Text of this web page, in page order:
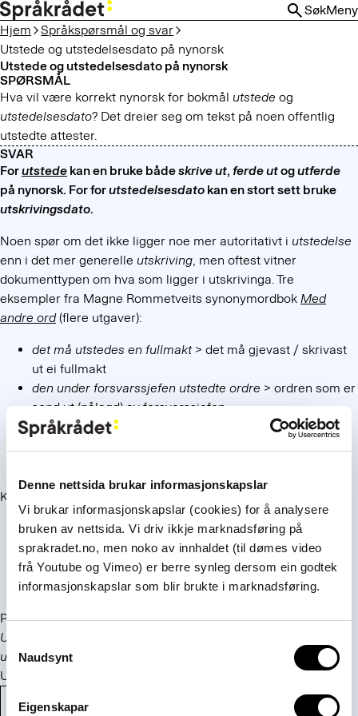
Denne nettsida brukar informasjonskapslar
Vi brukar informasjonskapslar (cookies) for å analysere
bruken av nettsida. Vi driv ikkje marknadsføring på
sprakradet.no, men noko av innhaldet (til dømes video
frå Youtube og Vimeo) er berre synleg dersom ein godtek
informasjonskapslar som blir brukte i marknadsføring.
Consent
Selection
Naudsynt
Eigenskapar
HOPP
TIL
HOVEDINNHOLD
SøkMeny
Hjem
Språkspørsmål og svar
Utstede og utstedelsesdato på nynorsk
Utstede og utstedelsesdato på nynorsk
SPØRSMÅL
Hva vil være korrekt nynorsk for bokmål utstede og
utstedelsesdato? Det dreier seg om tekst på noen offentlig
utstedte attester.
SVAR
Forutstede kan en bruke bådeskrive ut, ferde utogutferde
på nynorsk. For forutstedelsesdato kan en stort sett bruke
utskrivingsdato.
Noen spør om det ikke ligger noe mer autoritativt i utstedelse
enn i det mer generelle utskriving, men oftest vitner
dokumenttypen om hva som ligger i utskrivinga. Tre
eksempler fra Magne Rommetveits synonymordbok Med
andre ord(flere utgaver):
det må utstedes en fullmakt> det må gjevast / skrivast
ut ei fullmakt
den under forsvarssjefen utstedte ordre > ordren som er
send ut (pålagd) av forsvarssjefen
obligasjoner som er utstedt av den norske stat>
Karl Arne Utgård har i sin Juridisk og administrativ ordliste
utstede ihendehaverobligasjoner> skrive ut
ihendehavarobligasjonar
utstede fullmakt> skrive fullmakt
utstedende myndighet > utskrivande styresmakt
På bokmål erutstede ogutferdigedelvis overlappende.
Utferdige
utferde, men også for
anbefaler Rommetveit og
Utgård i noen tilfeller
Ordvalg på nynorsk